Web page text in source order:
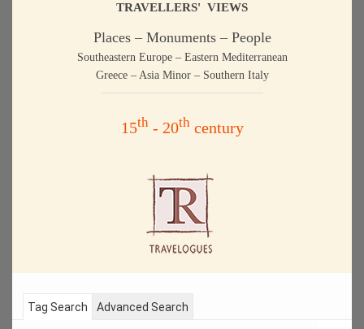
TRAVELLERS' VIEWS
Places – Monuments – People
Southeastern Europe – Eastern Mediterranean
Greece – Asia Minor – Southern Italy
15th- 20thcentury
Tag Search Advanced Search